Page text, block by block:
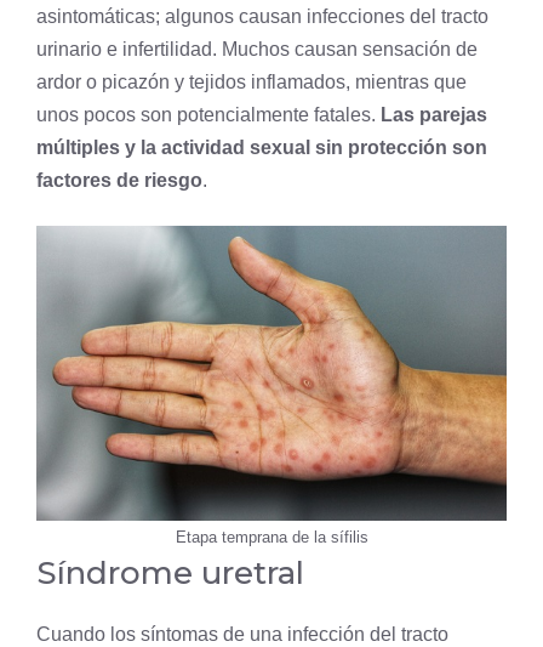
asintomáticas; algunos causan infecciones del tracto
urinario e infertilidad. Muchos causan sensación de
ardor o picazón y tejidos inflamados, mientras que
unos pocos son potencialmente fatales. Las parejas
múltiples y la actividad sexual sin protección son
factores de riesgo.
Etapa temprana de la sífilis
Síndrome uretral
Cuando los síntomas de una infección del tracto